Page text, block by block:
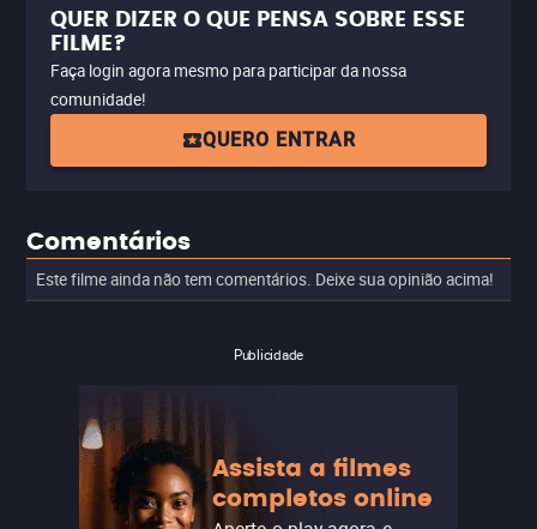
QUER DIZER O QUE PENSA SOBRE ESSE
FILME?
Faça login agora mesmo para participar da nossa
comunidade!
QUERO ENTRAR
Comentários
Este filme ainda não tem comentários. Deixe sua opinião acima!
Publicidade
Assista a filmes
completos online